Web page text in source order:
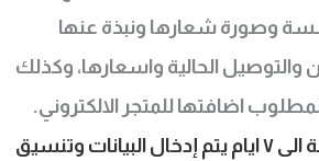
وصورة شعارها ونبذة عنها
الحالية واسعارها، وكذلك
اضافتها للمتجر الالكتروني.
خلال ٢٤ساعة الى ٧ ايام يتم إدخال البيانات وتنسيق